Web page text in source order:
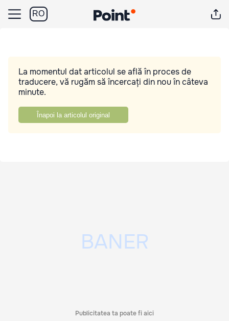
RO
La momentul dat articolul se află în proces de
traducere, vă rugăm să încercați din nou în câteva
minute.
Înapoi la articolul original
Publicitatea ta poate fi aici